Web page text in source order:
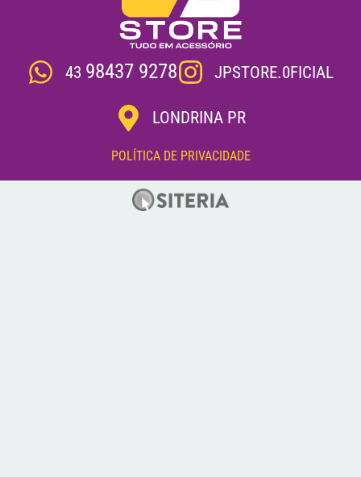
43 98437 9278 JPSTORE.0FICIAL
LONDRINA PR
POLÍTICA DE PRIVACIDADE